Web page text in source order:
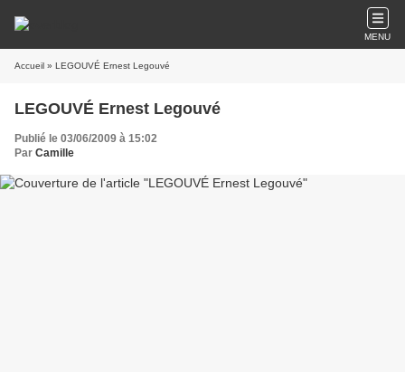
MENU
Accueil » LEGOUVÉ Ernest Legouvé
LEGOUVÉ Ernest Legouvé
Publié le 03/06/2009 à 15:02
Par Camille